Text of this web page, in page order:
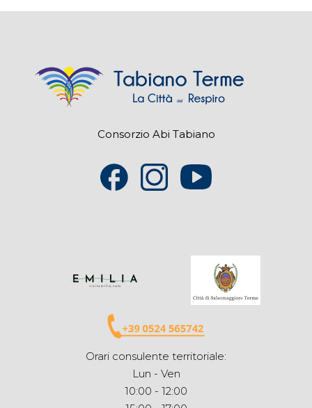
Consorzio Abi Tabiano
Orari consulente territoriale:
Lun - Ven
10:00 - 12:00